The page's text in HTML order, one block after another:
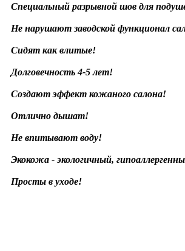
Специальный разрывной шов для
Не нарушают заводской функционал
Сидят как влитые!
Долговечность 4-5 лет!
Создают эффект кожаного салона!
Отлично дышат!
Не впитывают воду!
Экокожа - экологичный,
Просты в уходе!